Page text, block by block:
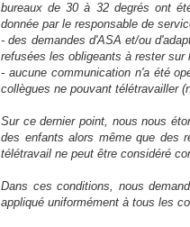
bureaux de 30 à 32 degrés ont
donnée par le responsable de
- des demandes d'ASA et/ou
refusées les obligeants à rester
- aucune communication n'a été
collègues ne pouvant télétravailler
Sur ce dernier point, nous nous
des enfants alors même que des
télétravail ne peut être considéré
Dans ces conditions, nous
appliqué uniformément à tous les